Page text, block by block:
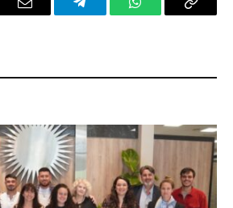
Email TelegramWhatsAppCopy